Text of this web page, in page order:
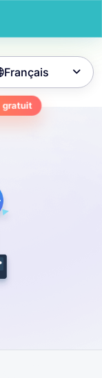
gratuit
Français 